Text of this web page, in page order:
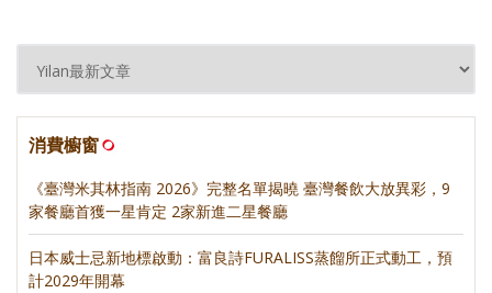
消費櫥窗
《臺灣米其林指南 2026》完整名單揭曉 臺灣餐飲大放異彩，9
家餐廳首獲一星肯定 2家新進二星餐廳
日本威士忌新地標啟動：富良詩FURALISS蒸餾所正式動工，預
計2029年開幕